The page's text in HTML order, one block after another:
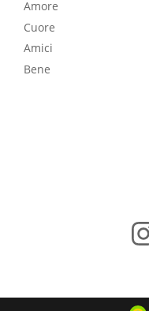
Amore
Cuore
Amici
Bene